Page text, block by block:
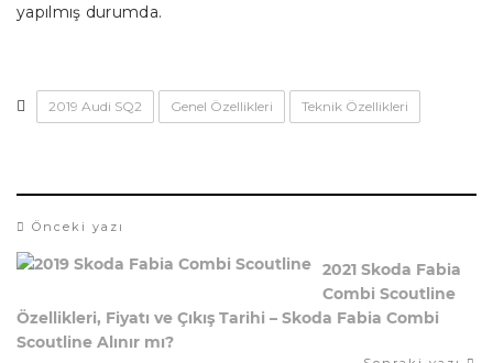
yapılmış durumda.
2019 Audi SQ2 Genel Özellikleri Teknik Özellikleri
Önceki yazı
2021 Skoda Fabia
Combi Scoutline
Özellikleri, Fiyatı ve Çıkış Tarihi – Skoda Fabia Combi
Scoutline Alınır mı?